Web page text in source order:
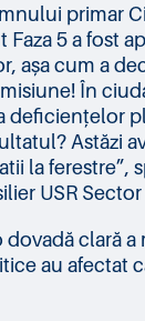
primar
Faza 5 a fost
așa cum a
În
deficiențelor
Astăzi
la ferestre”,
USR Sector
dovadă clară
au afectat